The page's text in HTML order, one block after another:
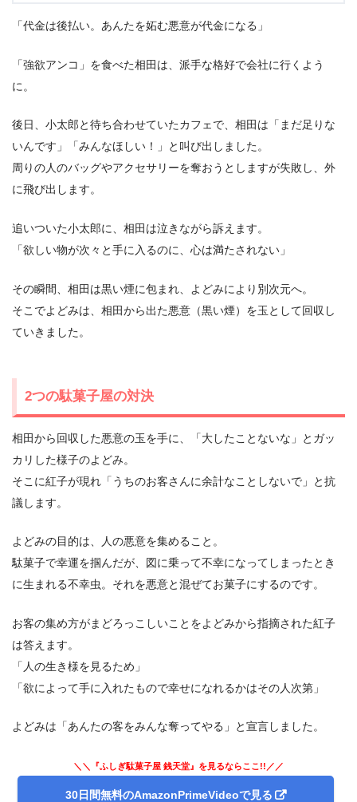
「代金は後払い。あんたを妬む悪意が代金になる」
「強欲アンコ」を食べた相田は、派手な格好で会社に行くよう
に。
後日、小太郎と待ち合わせていたカフェで、相田は「まだ足りな
いんです」「みんなほしい！」と叫び出しました。
周りの人のバッグやアクセサリーを奪おうとしますが失敗し、外
に飛び出します。
追いついた小太郎に、相田は泣きながら訴えます。
「欲しい物が次々と手に入るのに、心は満たされない」
その瞬間、相田は黒い煙に包まれ、よどみにより別次元へ。
そこでよどみは、相田から出た悪意（黒い煙）を玉として回収し
ていきました。
2つの駄菓子屋の対決
相田から回収した悪意の玉を手に、「大したことないな」とガッ
カリした様子のよどみ。
そこに紅子が現れ「うちのお客さんに余計なことしないで」と抗
議します。
よどみの目的は、人の悪意を集めること。
駄菓子で幸運を掴んだが、図に乗って不幸になってしまったとき
に生まれる不幸虫。それを悪意と混ぜてお菓子にするのです。
お客の集め方がまどろっこしいことをよどみから指摘された紅子
は答えます。
「人の生き様を見るため」
「欲によって手に入れたもので幸せになれるかはその人次第」
よどみは「あんたの客をみんな奪ってやる」と宣言しました。
＼＼『ふしぎ駄菓子屋 銭天堂』を見るならここ!!／／
30日間無料のAmazonPrimeVideoで見る